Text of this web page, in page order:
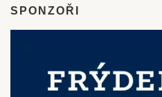
SPONZOŘI